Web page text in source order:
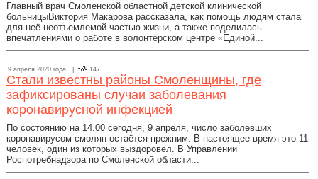
Главный врач Смоленской областной детской клинической
больницыВиктория Макарова рассказала, как помощь людям стала
для неё неотъемлемой частью жизни, а также поделилась
впечатлениями о работе в волонтёрском центре «Единой...
9 апреля 2020 года | 147
Стали известны районы Смоленщины, где
зафиксированы случаи заболевания
коронавирусной инфекцией
По состоянию на 14.00 сегодня, 9 апреля, число заболевших
коронавирусом смолян остаётся прежним. В настоящее время это 11
человек, один из которых выздоровел. В Управлении
Роспотребнадзора по Смоленской области...